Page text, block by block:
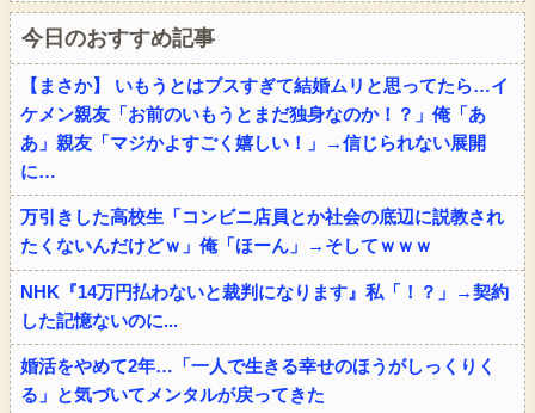
今日のおすすめ記事
【まさか】 いもうとはブスすぎて結婚ムリと思ってたら…イ
ケメン親友「お前のいもうとまだ独身なのか！？」俺「あ
あ」親友「マジかよすごく嬉しい！」→信じられない展開
に…
万引きした高校生「コンビニ店員とか社会の底辺に説教され
たくないんだけどｗ」俺「ほーん」→そしてｗｗｗ
NHK『14万円払わないと裁判になります』私「！？」→契約
した記憶ないのに...
婚活をやめて2年…「一人で生きる幸せのほうがしっくりく
る」と気づいてメンタルが戻ってきた